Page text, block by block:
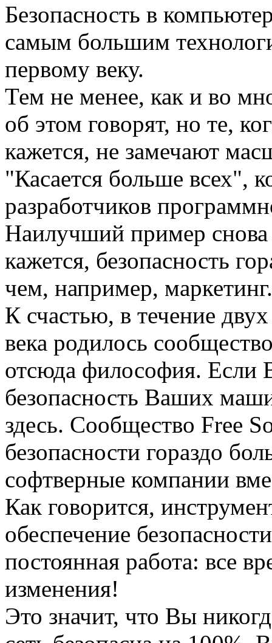
Безопасность в
самым большим
первому веку.
Тем не менее, как и во
об этом говорят, но те,
кажется, не замечают
"Касается больше всех",
разработчиков
Наилучший пример снова
кажется, безопасность
чем, например, маркетинг.
К счастью, в течение
века родилось
отсюда философия. Если
безопасность Ваших
здесь. Сообщество Free
безопасности гораздо
софтверные компании
Как говорится,
обеспечение
постоянная работа: все
изменения!
Это значит, что Вы